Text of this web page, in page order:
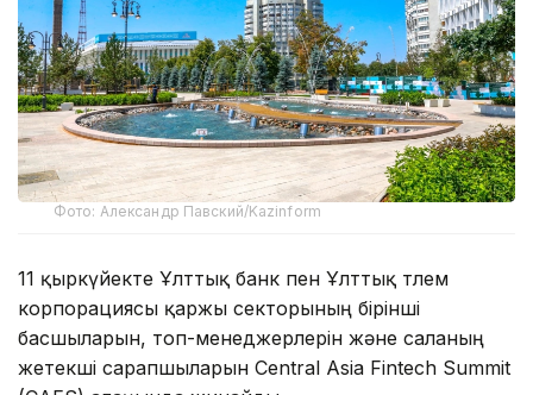
Фото: Александр Павский/Kazinform
11 қыркүйекте Ұлттық банк пен Ұлттық төлем
корпорациясы қаржы секторының бірінші
басшыларын, топ-менеджерлерін және саланың
жетекші сарапшыларын Central Asia Fintech Summit